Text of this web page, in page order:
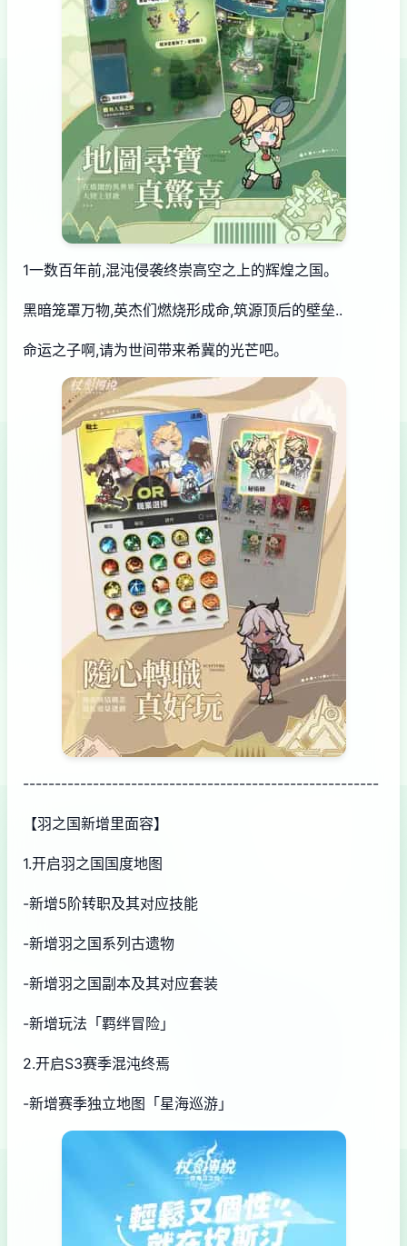
1一数百年前,混沌侵袭终崇高空之上的辉煌之国。
黑暗笼罩万物,英杰们燃烧形成命,筑源顶后的壁垒..
命运之子啊,请为世间带来希冀的光芒吧。
--------------------------------------------------------
【羽之国新增里面容】
1.开启羽之国国度地图
-新增5阶转职及其对应技能
-新增羽之国系列古遗物
-新增羽之国副本及其对应套装
-新增玩法「羁绊冒险」
2.开启S3赛季混沌终焉
-新增赛季独立地图「星海巡游」